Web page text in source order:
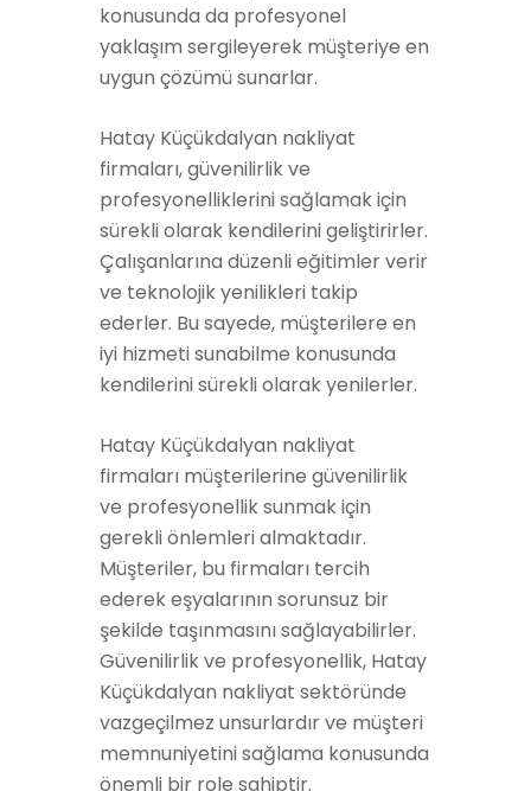
konusunda da profesyonel
yaklaşım sergileyerek müşteriye en
uygun çözümü sunarlar.
Hatay Küçükdalyan nakliyat
firmaları, güvenilirlik ve
profesyonelliklerini sağlamak için
sürekli olarak kendilerini geliştirirler.
Çalışanlarına düzenli eğitimler verir
ve teknolojik yenilikleri takip
ederler. Bu sayede, müşterilere en
iyi hizmeti sunabilme konusunda
kendilerini sürekli olarak yenilerler.
Hatay Küçükdalyan nakliyat
firmaları müşterilerine güvenilirlik
ve profesyonellik sunmak için
gerekli önlemleri almaktadır.
Müşteriler, bu firmaları tercih
ederek eşyalarının sorunsuz bir
şekilde taşınmasını sağlayabilirler.
Güvenilirlik ve profesyonellik, Hatay
Küçükdalyan nakliyat sektöründe
vazgeçilmez unsurlardır ve müşteri
memnuniyetini sağlama konusunda
önemli bir role sahiptir.